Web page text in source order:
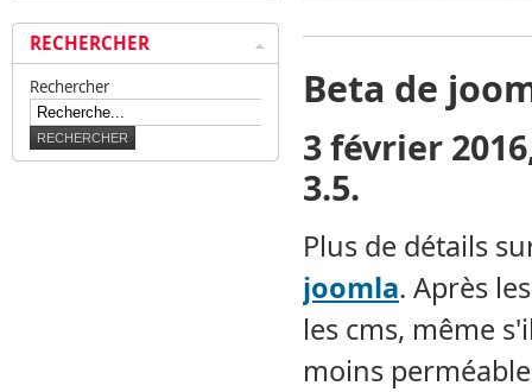
Beta de
3 février
3.5.
Plus de détails
joomla. Après
les cms, même
moins
RECHERCHER
Rechercher